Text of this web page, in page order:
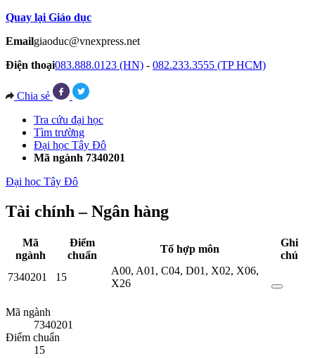
Quay lại Giáo dục
Emailgiaoduc@vnexpress.net
Điện thoại083.888.0123 (HN) - 082.233.3555 (TP HCM)
Chia sẻ
Tra cứu đại học
Tìm trường
Đại học Tây Đô
Mã ngành 7340201
Đại học Tây Đô
Tài chính – Ngân hàng
Mã
ngành
Điểm
chuẩn
Tổ hợp môn
Ghi
chú
7340201
15
A00, A01, C04, D01, X02, X06,
X26
Mã ngành
7340201
Điểm chuẩn
15